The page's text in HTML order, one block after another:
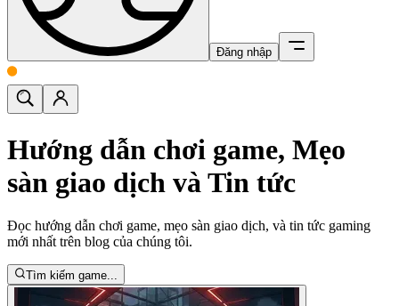
Đăng nhập
Hướng dẫn chơi game, Mẹo
sàn giao dịch và Tin tức
Đọc hướng dẫn chơi game, mẹo sàn giao dịch, và tin tức gaming
mới nhất trên blog của chúng tôi.
Tìm kiếm game...